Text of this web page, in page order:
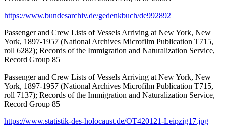
https://www.bundesarchiv.de/gedenkbuch/de992892
Passenger and Crew Lists of Vessels Arriving at New York, New
York, 1897-1957 (National Archives Microfilm Publication T715,
roll 6282); Records of the Immigration and Naturalization Service,
Record Group 85
Passenger and Crew Lists of Vessels Arriving at New York, New
York, 1897-1957 (National Archives Microfilm Publication T715,
roll 7137); Records of the Immigration and Naturalization Service,
Record Group 85
https://www.statistik-des-holocaust.de/OT420121-Leipzig17.jpg